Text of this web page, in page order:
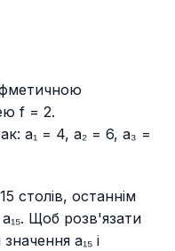
f = 2.
a₁ = 4, a₂ = 6, a₃ =
столів, останнім
Щоб розв'язати
a₁₅ і